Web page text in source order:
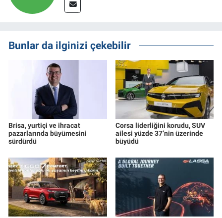
Bunlar da ilginizi çekebilir
Brisa, yurtiçi ve ihracat
pazarlarında büyümesini
sürdürdü
Corsa liderliğini korudu, SUV
ailesi yüzde 37’nin üzerinde
büyüdü